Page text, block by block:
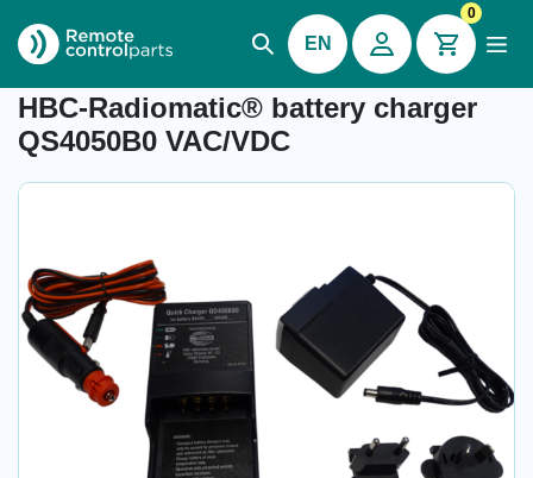
EN
0
Item number: 04.910.1.10
HBC-Radiomatic® battery charger
QS4050B0 VAC/VDC